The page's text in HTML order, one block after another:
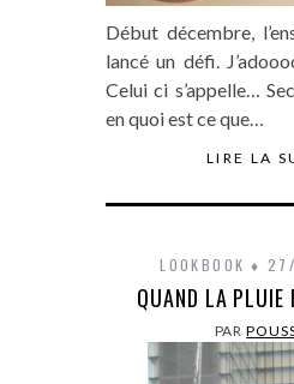
Début décembre,
lancé un défi.
Celui ci s’appelle…
en quoi est ce que…
LIRE LA
LOOKBOOK
QUAND LA PLUIE
PAR